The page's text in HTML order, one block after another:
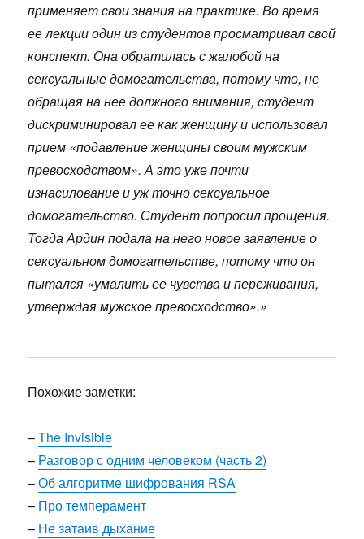
применяет свои знания на практике. Во время
ее лекции один из студентов просматривал свой
конспект. Она обратилась с жалобой на
сексуальные домогательства, потому что, не
обращая на нее должного внимания, студент
дискриминировал ее как женщину и использовал
прием «подавление женщины своим мужским
превосходством». А это уже почти
изнасилование и уж точно сексуальное
домогательство. Студент попросил прощения.
Тогда Ардин подала на него новое заявление о
сексуальном домогательстве, потому что он
пытался «умалить ее чувства и переживания,
утверждая мужское превосходство».»
Похожие заметки:
–The Invisible
– Разговор с одним человеком (часть 2)
–Об алгоритме шифрования RSA
– Про темперамент
– Не затаив дыхание